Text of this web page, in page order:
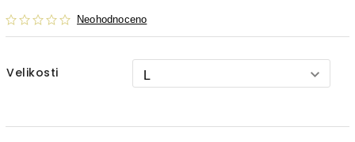
Neohodnoceno
Velikosti